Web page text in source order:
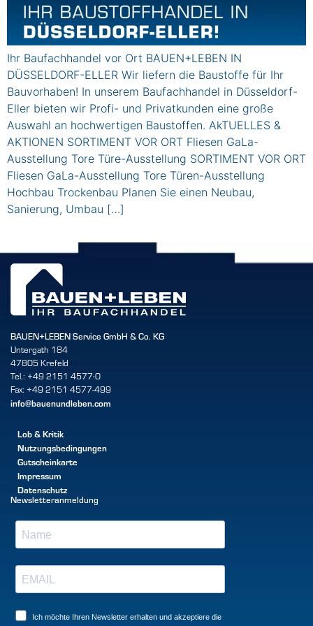
Ihr Baufachhandel vor Ort BAUEN+LEBEN IN
DÜSSELDORF-ELLER Wir liefern die Baustoffe für Ihr
Bauvorhaben! In unserem Baufachhandel in Düsseldorf-
Eller bieten wir Profi- und Privatkunden eine große
Auswahl an hochwertigen Baustoffen. AkTUELLES &
AKTIONEN SORTIMENT VOR ORT Fliesen GaLa-
Ausstellung Tore Türe-Ausstellung SORTIMENT VOR ORT
Fliesen GaLa-Ausstellung Tore Türen-Ausstellung
Hochbau Trockenbau Planen Sie einen Neubau,
Sanierung, Umbau […]
BAUEN+LEBEN Service GmbH & Co. KG
Untergath 184
47805 Krefeld
Tel.: +49 2151 4577-0
Fax: +49 2151 4577-499
info@bauenundleben.com
Lob & Kritik
Nutzungsbedingungen
Gutscheinkarte
Impressum
Datenschutz
Newsletteranmeldung
Ich möchte Ihren Newsletter erhalten und akzeptiere die